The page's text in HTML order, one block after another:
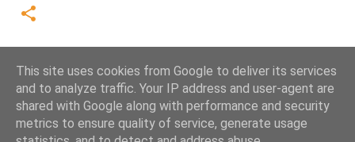
This site uses cookies from Google to deliver its services
and to analyze traffic. Your IP address and user-agent are
shared with Google along with performance and security
metrics to ensure quality of service, generate usage